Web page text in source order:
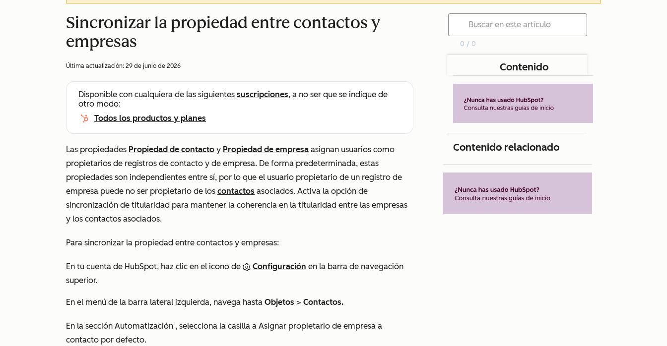
Sincronizar la propiedad entre contactos y
empresas
Última actualización: 29 de junio de 2026
Disponible con cualquiera de las siguientes suscripciones, a no ser que se indique de
otro modo:
Todos los productos y planes
Las propiedades Propiedad de contacto y Propiedad de empresa asignan usuarios como
propietarios de registros de contacto y de empresa. De forma predeterminada, estas
propiedades son independientes entre sí, por lo que el usuario propietario de un registro de
empresa puede no ser propietario de los contactos asociados. Activa la opción de
sincronización de titularidad para mantener la coherencia en la titularidad entre las empresas
y los contactos asociados.
Para sincronizar la propiedad entre contactos y empresas:
En tu cuenta de HubSpot, haz clic en el icono de Configuración en la barra de navegación
superior.
En el menú de la barra lateral izquierda, navega hasta Objetos > Contactos.
En la sección Automatización , selecciona la casilla a Asignar propietario de empresa a
contacto por defecto.
0 / 0
Contenido
Contenido relacionado